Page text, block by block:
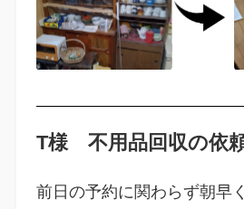
T様 不用品回収の依
前日の予約に関わらず朝早